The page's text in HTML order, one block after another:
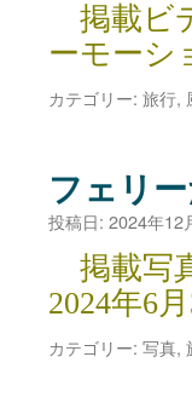
掲載ビ
ーモー
カテゴリー: 旅行,
フェリ
投稿日: 2024年12
掲載写
2024年6
カテゴリー: 写真,